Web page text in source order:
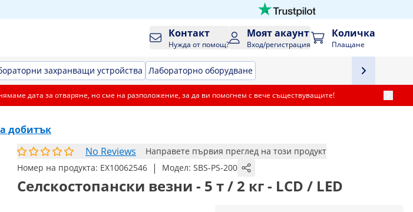
Контакт
Нужда от помощ?
Моят акаунт
Вход/регистрация
Количка
Плащане
захранващи устройства Лабораторно оборудване
дата за отваряне, но сме на разположение, за да ви помогнем с вече съществуващите!
добитък
No Reviews
Направете първия преглед на този продукт
Номер на продукта: EX10062546 | Модел: SBS-PS-200
Селскостопански везни - 5 т / 2 кг - LCD / LED